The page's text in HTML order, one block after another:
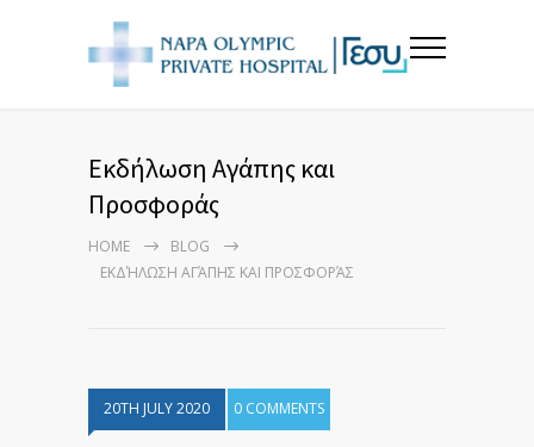
Εκδήλωση Αγάπης και
Προσφοράς
HOME
BLOG
ΕΚΔΉΛΩΣΗ ΑΓΆΠΗΣ ΚΑΙ ΠΡΟΣΦΟΡΆΣ
20TH JULY 2020 0 COMMENTS